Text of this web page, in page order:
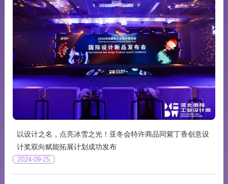
以设计之名，点亮冰雪之光！亚冬会特许商品同紫丁香创意设
计奖双向赋能拓展计划成功发布
2024-09-25